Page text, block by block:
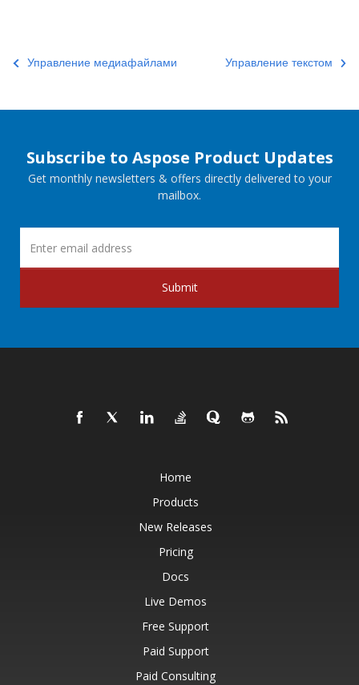
Управление медиафайлами Управление текстом
Subscribe to Aspose Product Updates
Get monthly newsletters & offers directly delivered to your
mailbox.
Submit
Home
Products
New Releases
Pricing
Docs
Live Demos
Free Support
Paid Support
Paid Consulting